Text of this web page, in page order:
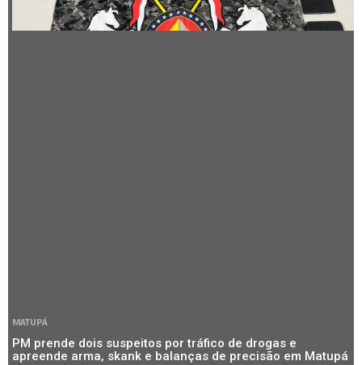
MATUPÁ
PM prende dois suspeitos por tráfico de drogas e
apreende arma, skank e balanças de precisão em Matupá